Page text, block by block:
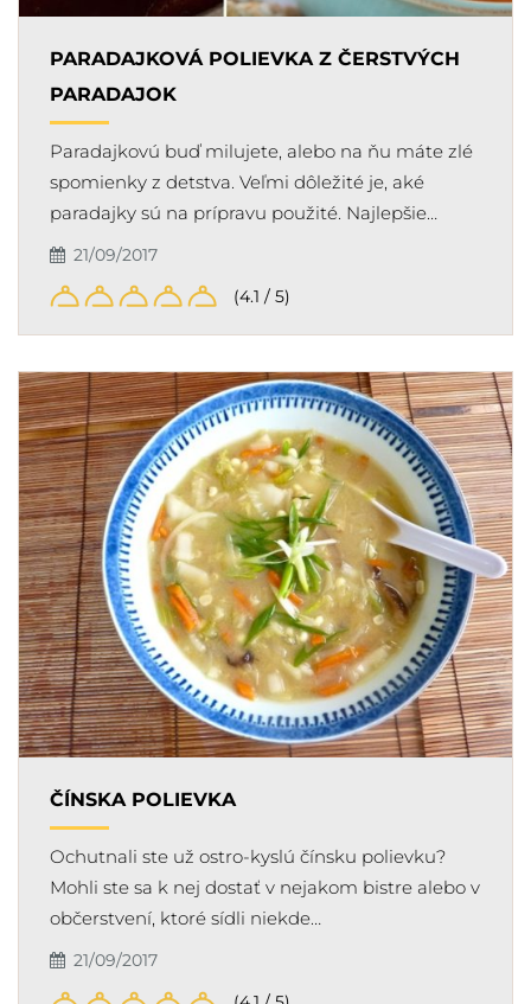
PARADAJKOVÁ POLIEVKA Z ČERSTVÝCH
PARADAJOK
Paradajkovú buď milujete, alebo na ňu máte zlé
spomienky z detstva. Veľmi dôležité je, aké
paradajky sú na prípravu použité. Najlepšie…
21/09/2017
(4.1 / 5)
ČÍNSKA POLIEVKA
Ochutnali ste už ostro-kyslú čínsku polievku?
Mohli ste sa k nej dostať v nejakom bistre alebo v
občerstvení, ktoré sídli niekde…
21/09/2017